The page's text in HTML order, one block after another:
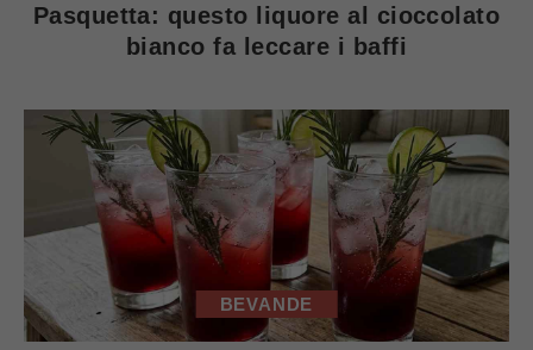
Pasquetta: questo liquore al cioccolato
bianco fa leccare i baffi
BEVANDE